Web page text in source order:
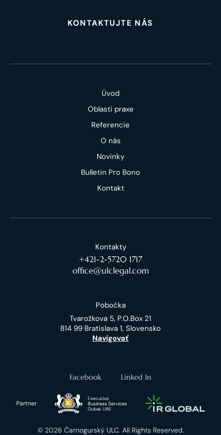
KONTAKTUJTE NÁS
Úvod
Oblasti praxe
Referencie
O nás
Novinky
Bulletin Pro Bono
Kontakt
Kontakty
+421-2-5720 1717
office@ulclegal.com
Pobočka
Tvarožkova 5, P.O.Box 21
814 99 Bratislava 1, Slovensko
Navigovať
Facebook Linked In
Partner
© 2026 Čarnogurský ULC. All Rights Reserved.